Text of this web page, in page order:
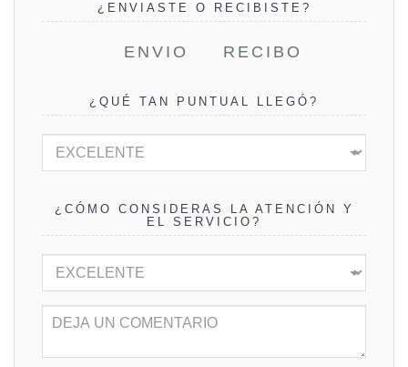
¿ENVIASTE O RECIBISTE?
ENVIO RECIBO
¿QUÉ TAN PUNTUAL LLEGÓ?
¿CÓMO CONSIDERAS LA ATENCIÓN Y
EL SERVICIO?